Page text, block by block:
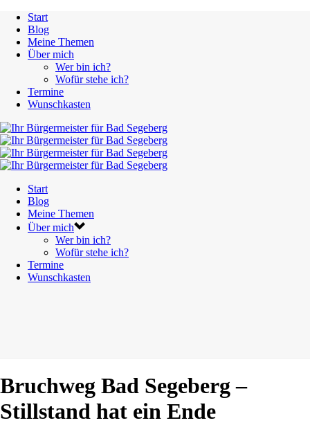
Start
Blog
Meine Themen
Über mich
Wer bin ich?
Wofür stehe ich?
Termine
Wunschkasten
Start
Blog
Meine Themen
Über mich
Wer bin ich?
Wofür stehe ich?
Termine
Wunschkasten
Bruchweg Bad Segeberg –
Stillstand hat ein Ende